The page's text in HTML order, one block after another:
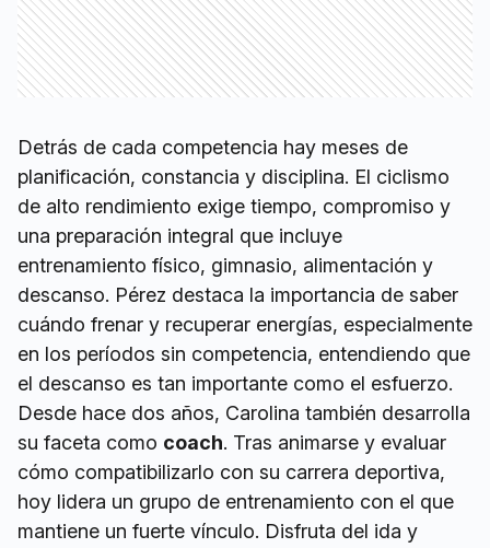
Detrás de cada competencia hay meses de
planificación, constancia y disciplina. El ciclismo
de alto rendimiento exige tiempo, compromiso y
una preparación integral que incluye
entrenamiento físico, gimnasio, alimentación y
descanso. Pérez destaca la importancia de saber
cuándo frenar y recuperar energías, especialmente
en los períodos sin competencia, entendiendo que
el descanso es tan importante como el esfuerzo.
Desde hace dos años, Carolina también desarrolla
su faceta como coach. Tras animarse y evaluar
cómo compatibilizarlo con su carrera deportiva,
hoy lidera un grupo de entrenamiento con el que
mantiene un fuerte vínculo. Disfruta del ida y